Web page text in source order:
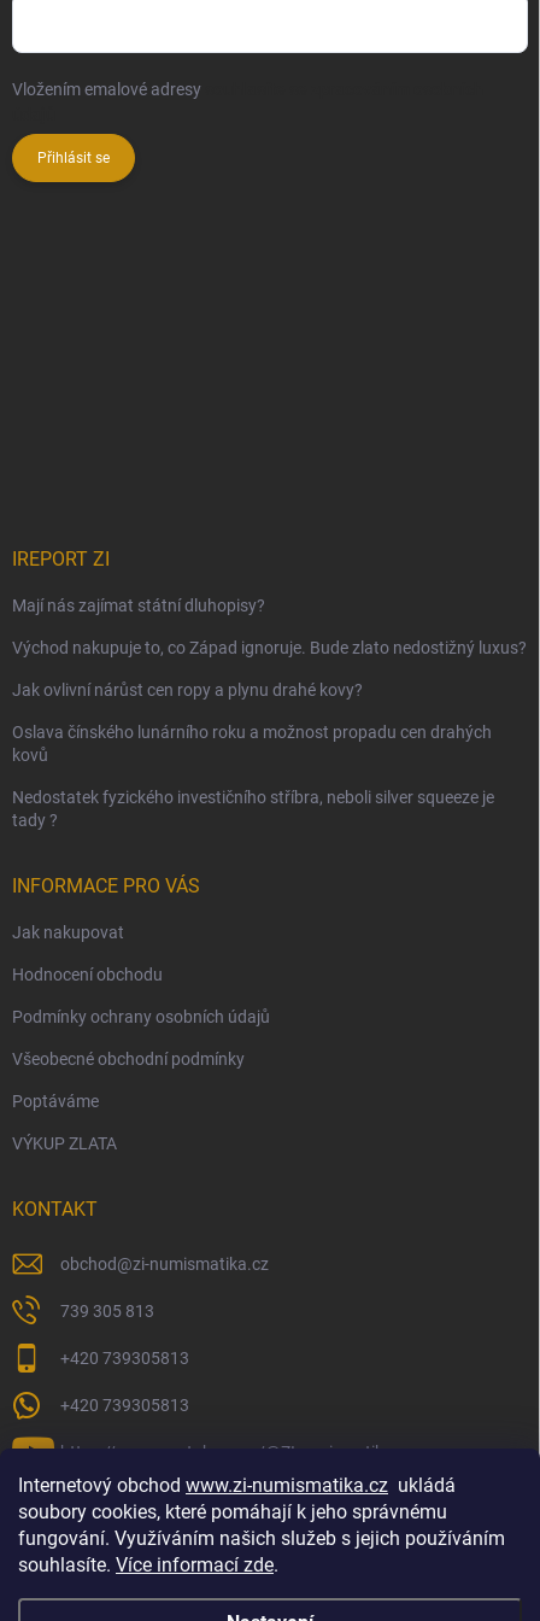
Internetový obchod www.zi-numismatika.cz ukládá
soubory cookies, které pomáhají k jeho správnému
fungování. Využíváním našich služeb s jejich používáním
souhlasíte. Více informací zde.
Vložením emalové adresy
Přihlásit se
IREPORT ZI
Mají nás zajímat státní dluhopisy?
Východ nakupuje to, co Západ ignoruje. Bude zlato nedostižný luxus?
Jak ovlivní nárůst cen ropy a plynu drahé kovy?
Oslava čínského lunárního roku a možnost propadu cen drahých
kovů
Nedostatek fyzického investičního stříbra, neboli silver squeeze je
tady ?
INFORMACE PRO VÁS
Jak nakupovat
Hodnocení obchodu
Podmínky ochrany osobních údajů
Všeobecné obchodní podmínky
Poptáváme
VÝKUP ZLATA
KONTAKT
obchod@zi-numismatika.cz
739 305 813
+420 739305813
+420 739305813
https://www.youtube.com/@ZInumismatika
Zlaté investování Golf shop Golfstart Houby a bylinky